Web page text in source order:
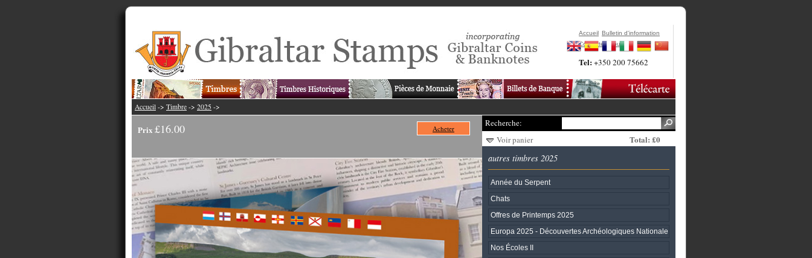
Accueil Bulletin d'information
Contactez-Nous
Tel:+350 200 75662
Accueil -> Timbre -> 2025 ->
Prix £16.00 Acheter
Recherche:
Voir panier
Total: £0
autres timbres 2025
Année du Serpent
Chats
Offres de Printemps 2025
Europa 2025 - Découvertes Archéologiques Nationale
Nos Écoles II